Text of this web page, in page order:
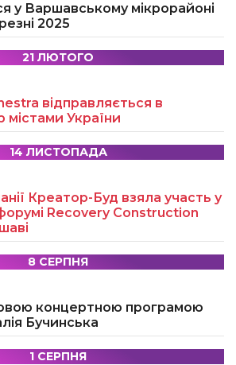
у Варшавському мікрорайоні
2025
21 ЛЮТОГО
відправляється в
України
14 ЛИСТОПАДА
Креатор-Буд взяла участь у
Recovery Construction
8 СЕРПНЯ
концертною програмою
Бучинська
1 СЕРПНЯ